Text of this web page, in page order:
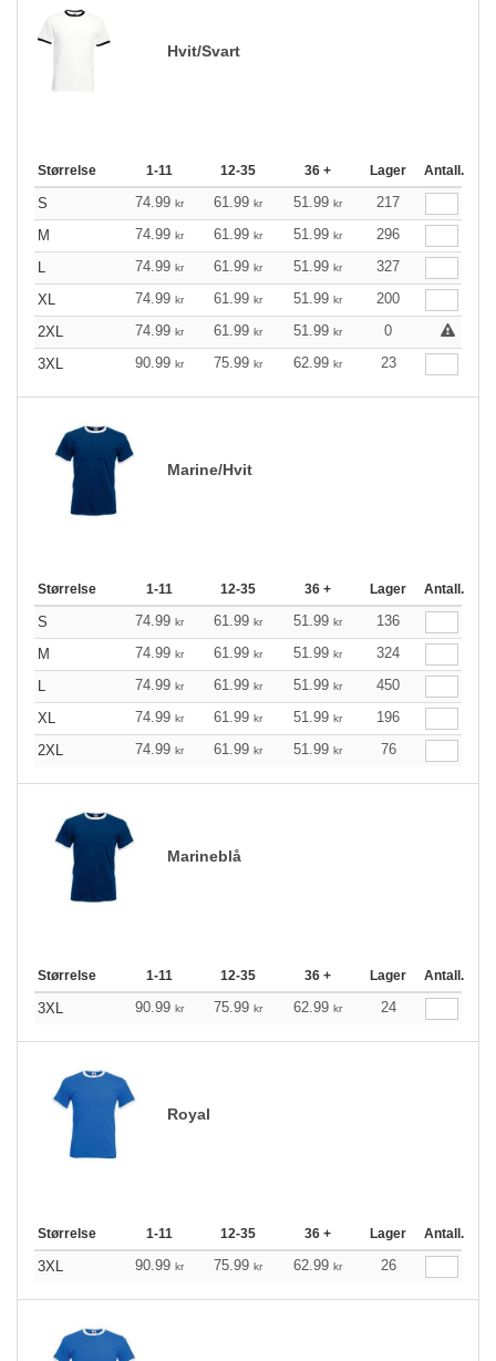
Hvit/Svart
Størrelse 1-11 12-35 36 + Lager Antall.
S 74.99 kr 61.99 kr 51.99 kr
217
M
74.99 kr 61.99 kr 51.99 kr
296
L
74.99 kr 61.99 kr 51.99 kr
327
XL
74.99 kr 61.99 kr 51.99 kr
200
2XL
74.99 kr 61.99 kr 51.99 kr
0
3XL
90.99 kr 75.99 kr 62.99 kr 23
Marine/Hvit
Størrelse 1-11 12-35 36 + Lager Antall.
S 74.99 kr 61.99 kr 51.99 kr
136
M
74.99 kr 61.99 kr 51.99 kr
324
L
74.99 kr 61.99 kr 51.99 kr
450
XL
74.99 kr 61.99 kr 51.99 kr
196
2XL
74.99 kr 61.99 kr 51.99 kr 76
Marineblå
Størrelse 1-11 12-35 36 + Lager Antall.
3XL 90.99 kr 75.99 kr 62.99 kr 24
Royal
Størrelse 1-11 12-35 36 + Lager Antall.
3XL 90.99 kr 75.99 kr 62.99 kr 26